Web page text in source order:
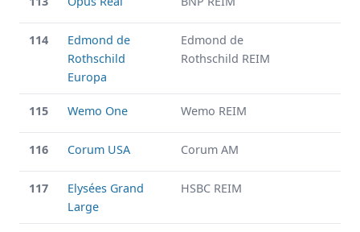
114
Edmond de
Rothschild
Europa
Edmond de
Rothschild REIM
115 Wemo One Wemo REIM
116 Corum USA Corum AM
117
Elysées Grand
Large
HSBC REIM